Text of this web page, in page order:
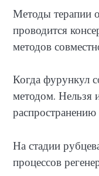
Методы терапии
проводится
методов
Когда фурункул
методом. Нельзя
На стадии
процессов